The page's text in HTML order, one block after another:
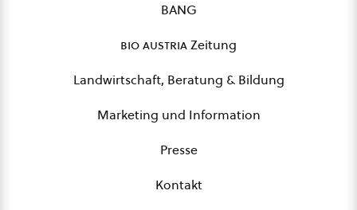
BANG
bio austriaZeitung
Landwirtschaft, Beratung & Bildung
Marketing und Information
Presse
Kontakt